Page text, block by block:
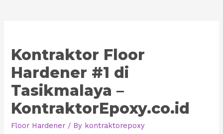
Kontraktor Floor
Hardener #1 di
Tasikmalaya –
KontraktorEpoxy.co.id
Floor Hardener / By kontraktorepoxy